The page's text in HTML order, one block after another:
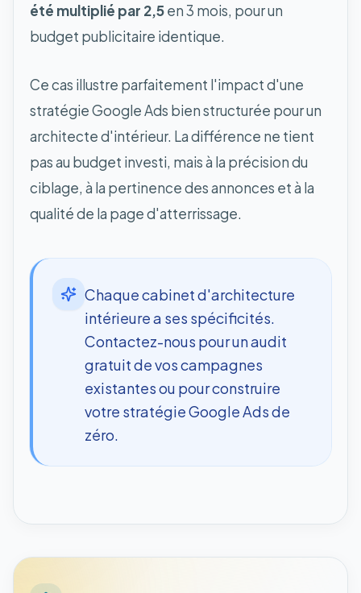
été multiplié par 2,5en 3 mois, pour un
budget publicitaire identique.
Ce cas illustre parfaitement l'impact d'une
stratégie Google Ads bien structurée pour un
architecte d'intérieur. La différence ne tient
pas au budget investi, mais à la précision du
ciblage, à la pertinence des annonces et à la
qualité de la page d'atterrissage.
Chaque cabinet d'architecture
intérieure a ses spécificités.
Contactez-nous pour un audit
gratuit de vos campagnes
existantes ou pour construire
votre stratégie Google Ads de
zéro.